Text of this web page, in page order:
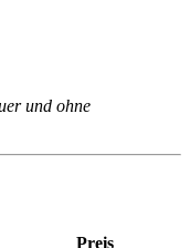
und ohne
Preis